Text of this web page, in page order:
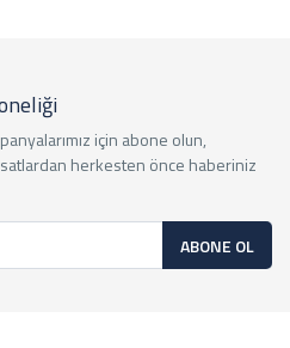
için abone olun,
herkesten önce haberiniz
ABONE OL